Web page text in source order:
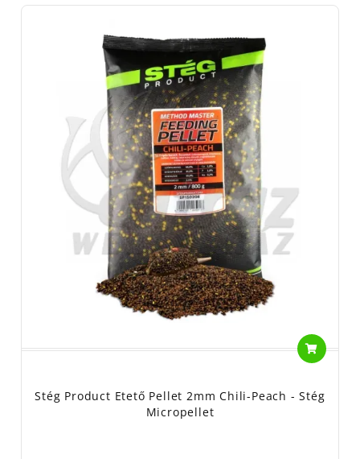
Stég Product Etető Pellet 2mm Chili-Peach - Stég
Micropellet